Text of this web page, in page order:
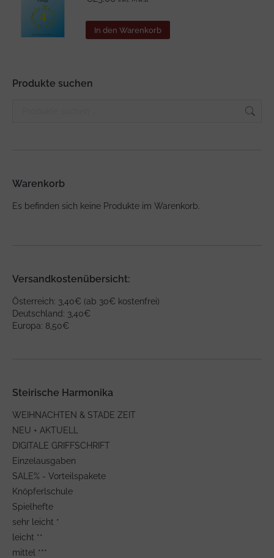
In den Warenkorb
Produkte suchen
Warenkorb
Es befinden sich keine Produkte im Warenkorb.
Versandkostenübersicht:
Österreich: 3,40€ (ab 30€ kostenfrei)
Deutschland: 3,40€
Europa: 8,50€
Steirische Harmonika
WEIHNACHTEN & STADE ZEIT
NEU + AKTUELL
DIGITALE GRIFFSCHRIFT
Einzelausgaben
SALE% - Vorteilspakete
Knöpferlschule
Spielhefte
sehr leicht *
leicht **
mittel ***